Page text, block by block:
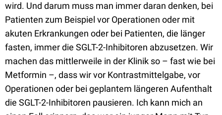
wird. Und darum muss man immer daran denken, bei
Patienten zum Beispiel vor Operationen oder mit
akuten Erkrankungen oder bei Patienten, die länger
fasten, immerdie SGLT-2-Inhibitoren abzusetzen. Wir
machen das mittlerweile in der Klinik so – fast wie bei
Metformin –, dass wir vor Kontrastmittelgabe, vor
Operationen oder bei geplantem längeren Aufenthalt
die SGLT-2-Inhibitoren pausieren. Ich kann mich an